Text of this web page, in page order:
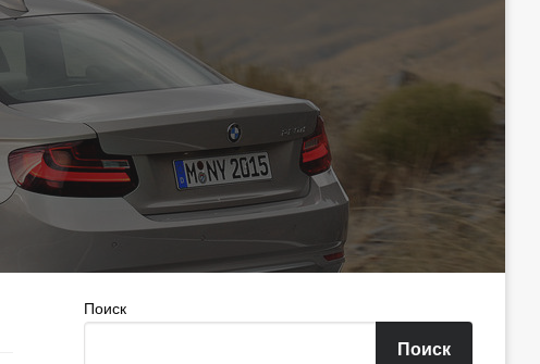
Поиск
Поиск